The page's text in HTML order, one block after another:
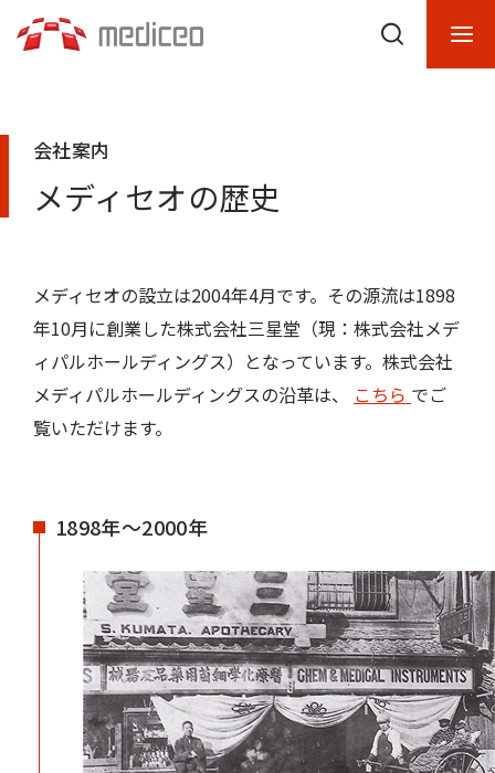
会社案内
メディセオの歴史
メディセオの設立は2004年4月です。その源流は1898
年10月に創業した株式会社三星堂（現：株式会社メデ
ィパルホールディングス）となっています。株式会社
メディパルホールディングスの沿革は、 こちら でご
覧いただけます。
1898年～2000年